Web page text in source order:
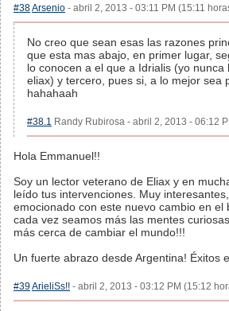
#38Arsenio - abril 2, 2013 - 03:11 PM (15:11
No creo que sean esas las razones
que esta mas abajo, en primer lugar,
lo conocen a el que a Idrialis (yo nunca
eliax) y tercero, pues si, a lo mejor sea
hahahaah
#38.1 Randy Rubirosa - abril 2, 2013 - 06:12
Hola Emmanuel!!
Soy un lector veterano de Eliax y en
leído tus intervenciones. Muy
emocionado con este nuevo cambio en el
cada vez seamos más las mentes
más cerca de cambiar el mundo!!!
Un fuerte abrazo desde Argentina! Éxitos
#39ArieliSs!! - abril 2, 2013 - 03:12 PM (15:12